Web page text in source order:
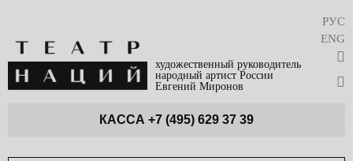
художественный руководитель
народный артист России
Евгений Миронов
РУС
ENG
КАССА +7 (495) 629 37 39